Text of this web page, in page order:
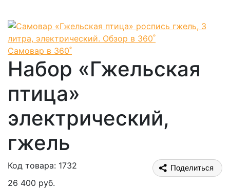
Самовар в 360˚
Набор «Гжельская
птица»
электрический,
гжель
Код товара: 1732 Поделиться
26 400 руб.